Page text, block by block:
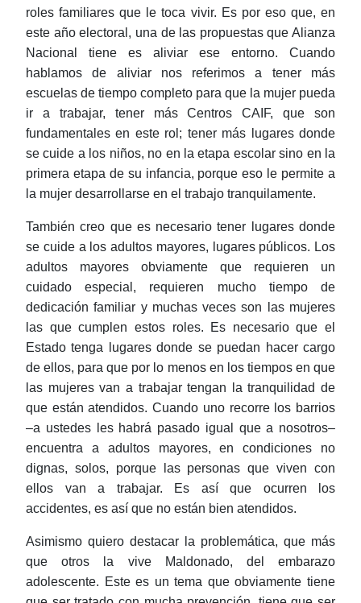
roles familiares que le toca vivir. Es por eso que, en
este año electoral, una de las propuestas que Alianza
Nacional tiene es aliviar ese entorno. Cuando
hablamos de aliviar nos referimos a tener más
escuelas de tiempo completo para que la mujer pueda
ir a trabajar, tener más Centros CAIF, que son
fundamentales en este rol; tener más lugares donde
se cuide a los niños, no en la etapa escolar sino en la
primera etapa de su infancia, porque eso le permite a
la mujer desarrollarse en el trabajo tranquilamente.
También creo que es necesario tener lugares donde
se cuide a los adultos mayores, lugares públicos. Los
adultos mayores obviamente que requieren un
cuidado especial, requieren mucho tiempo de
dedicación familiar y muchas veces son las mujeres
las que cumplen estos roles. Es necesario que el
Estado tenga lugares donde se puedan hacer cargo
de ellos, para que por lo menos en los tiempos en que
las mujeres van a trabajar tengan la tranquilidad de
que están atendidos. Cuando uno recorre los barrios
–a ustedes les habrá pasado igual que a nosotros–
encuentra a adultos mayores, en condiciones no
dignas, solos, porque las personas que viven con
ellos van a trabajar. Es así que ocurren los
accidentes, es así que no están bien atendidos.
Asimismo quiero destacar la problemática, que más
que otros la vive Maldonado, del embarazo
adolescente. Este es un tema que obviamente tiene